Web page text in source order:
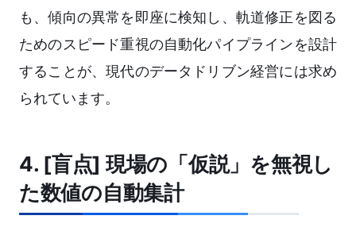
も、傾向の異常を即座に検知し、軌道修正を図る
ためのスピード重視の自動化パイプラインを設計
することが、現代のデータドリブン経営には求め
られています。
4. [盲点] 現場の「仮説」を無視し
た数値の自動集計